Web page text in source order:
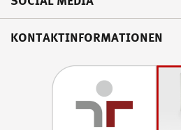
KONTAKTINFORMATIONEN